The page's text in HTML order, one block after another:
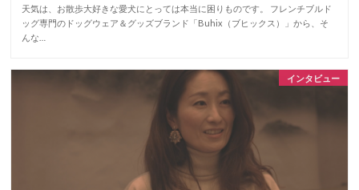
天気は、お散歩大好きな愛犬にとっては本当に困りものです。 フレンチブルド
ッグ専門のドッグウェア＆グッズブランド「Buhix（ブヒックス）」から、そ
んな…
インタビュー